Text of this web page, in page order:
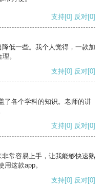
支持[0] 反对[0]
低一些。我个人觉得，一款加
。
支持[0] 反对[0]
了各个学科的知识。老师的讲
支持[0] 反对[0]
常容易上手，让我能够快速熟
这款app。
支持[0] 反对[0]